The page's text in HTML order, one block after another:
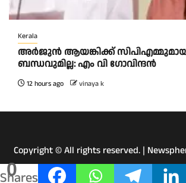
0
Shares
Kerala
അര്‍ജുന്‍ ആയങ്കിക്ക്
ബന്ധവുമില്ല: എം വി ഗോവിന്ദന്‍
12 hours ago vinaya k
Copyright © All rights reserved. |